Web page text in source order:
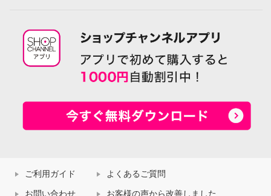
ご利用ガイド よくあるご質問
お問い合わせ お客様の声から改善しました